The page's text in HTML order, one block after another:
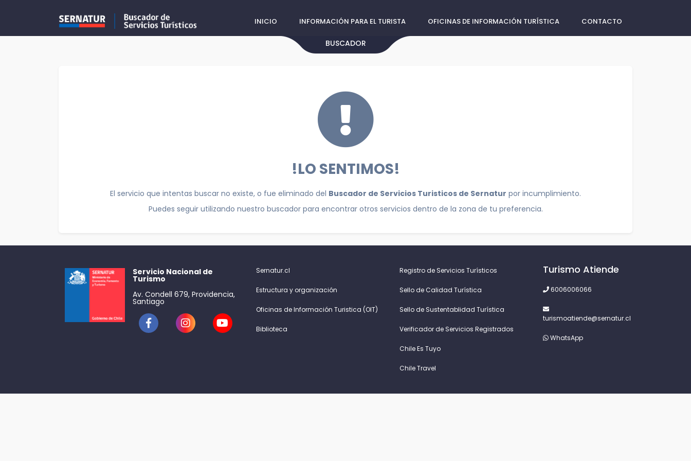
INICIO INFORMACIÓN PARA EL TURISTA OFICINAS DE INFORMACIÓN TURÍSTICA CONTACTO
BUSCADOR
!LO SENTIMOS!
El servicio que intentas buscar no existe, o fue eliminado del Buscador de Servicios Turisticos de Sernatur por incumplimiento.
Puedes seguir utilizando nuestro buscador para encontrar otros servicios dentro de la zona de tu preferencia.
Servicio Nacional de
Turismo
Av. Condell 679, Providencia,
Santiago
Sernatur.cl
Estructura y organización
Oficinas de Información Turistica (OIT)
Biblioteca
Registro de Servicios Turísticos
Sello de Calidad Turística
Sello de Sustentablidad Turística
Verificador de Servicios Registrados
Chile Es Tuyo
Chile Travel
Turismo Atiende
6006006066
turismoatiende@sernatur.cl
WhatsApp